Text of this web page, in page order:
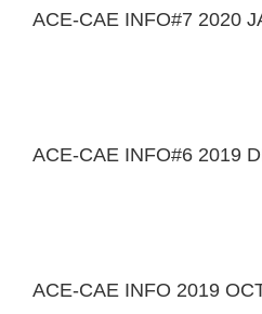
ACE-CAE INFO#7 2020
ACE-CAE INFO#6 2019
ACE-CAE INFO 2019